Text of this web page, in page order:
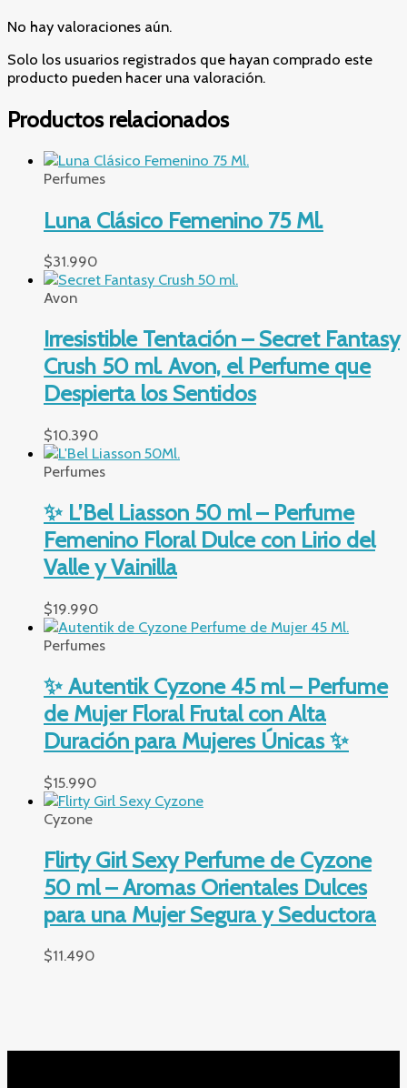
No hay valoraciones aún.
Solo los usuarios registrados que hayan comprado este
producto pueden hacer una valoración.
Productos relacionados
Perfumes
Luna Clásico Femenino 75 Ml.
$31.990
Avon
Irresistible Tentación – Secret Fantasy
Crush 50 ml. Avon, el Perfume que
Despierta los Sentidos
$10.390
Perfumes
✨ L’Bel Liasson 50 ml – Perfume
Femenino Floral Dulce con Lirio del
Valle y Vainilla
$19.990
Perfumes
✨ Autentik Cyzone 45 ml – Perfume
de Mujer Floral Frutal con Alta
Duración para Mujeres Únicas ✨
$15.990
Cyzone
Flirty Girl Sexy Perfume de Cyzone
50 ml – Aromas Orientales Dulces
para una Mujer Segura y Seductora
$11.490